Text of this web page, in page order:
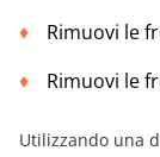
Rimuovi le
Rimuovi le
Utilizzando una